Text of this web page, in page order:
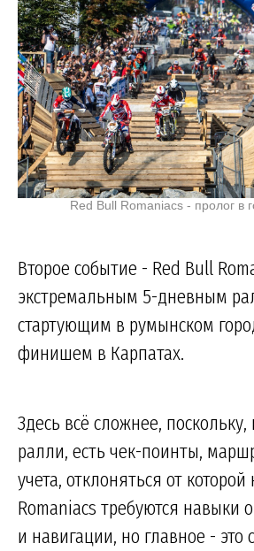
Red Bull Romaniacs - пролог в
Второе событие - Red Bull
экстремальным 5-дневным
стартующим в румынском
финишем в Карпатах.
Здесь всё сложнее,
ралли, есть чек-поинты,
учета, отклоняться от которой
Romaniacs требуются навыки
и навигации, но главное - это